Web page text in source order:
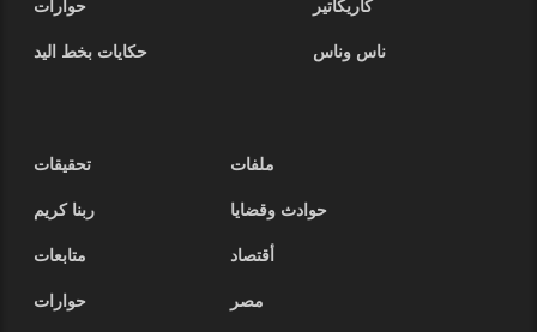
كاريكاتير
حوارات
ناس وناس
حكايات بخط اليد
ملفات
تحقيقات
حوادث وقضايا
ربنا كريم
أقتصاد
متابعات
مصر
حوارات